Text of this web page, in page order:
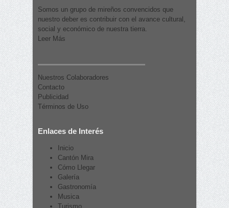
Somos un grupo de mireños convencidos que
nuestro deber es contribuir con el avance cultural,
social y económico de nuestra tierra.
Leer Más
Nuestros Colaboradores
Contacto
Publicidad
Términos de Uso
Enlaces de Interés
Inicio
Cantón Mira
Cómo Llegar
Galería
Gastronomía
Musica
Turismo